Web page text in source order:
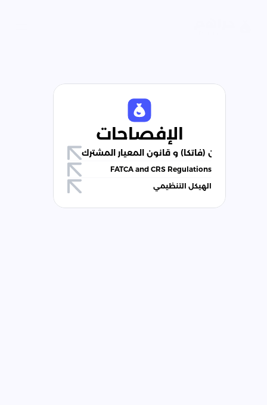
الإفصاحات
قانون (فاتكا) و قانون المعيار المشترك
FATCA and CRS Regulations
الهيكل التنظيمي